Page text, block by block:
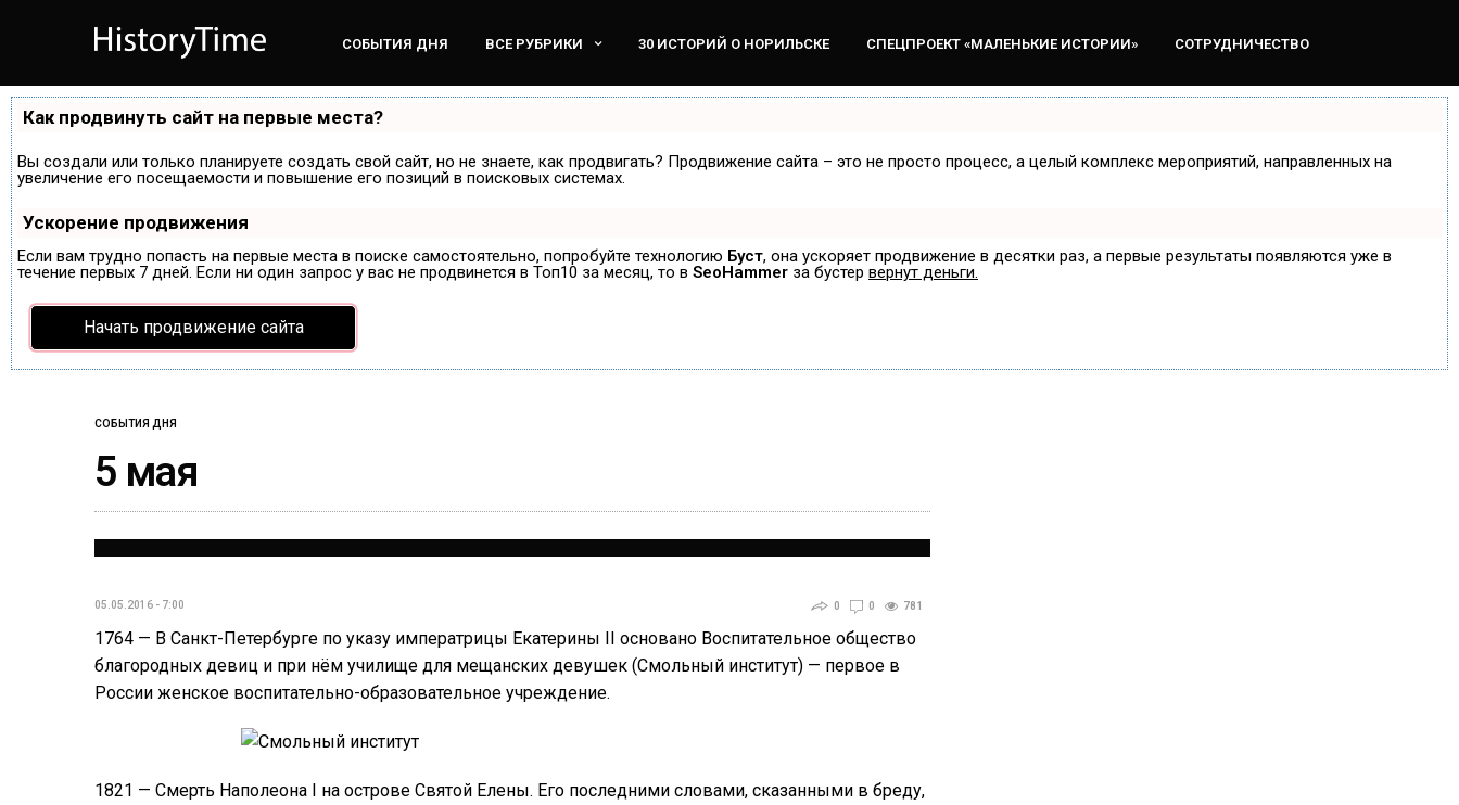
СОБЫТИЯ ДНЯ ВСЕ РУБРИКИ 30 ИСТОРИЙ О НОРИЛЬСКЕ СПЕЦПРОЕКТ «МАЛЕНЬКИЕ ИСТОРИИ» СОТРУДНИЧЕСТВО
Как продвинуть сайт на первые места?
Вы создали или только планируете создать свой сайт, но не знаете, как продвигать? Продвижение сайта – это не просто процесс, а целый комплекс мероприятий, направленных на
увеличение его посещаемости и повышение его позиций в поисковых системах.
Ускорение продвижения
Если вам трудно попасть на первые места в поиске самостоятельно, попробуйте технологию Буст, она ускоряет продвижение в десятки раз, а первые результаты появляются уже в
течение первых 7 дней. Если ни один запрос у вас не продвинется в Топ10 за месяц, то в SeoHammer за бустер вернут деньги.
Начать продвижение сайта
СОБЫТИЯ ДНЯ
5 мая
05.05.2016 - 7:00 0 0 781
1764 — В Санкт-Петербурге по указу императрицы Екатерины II основано Воспитательное общество
благородных девиц и при нём училище для мещанских девушек (Смольный институт) — первое в
России женское воспитательно-образовательное учреждение.
1821 — Cмерть Наполеона I на острове Святой Елены. Его последними словами, сказанными в бреду,